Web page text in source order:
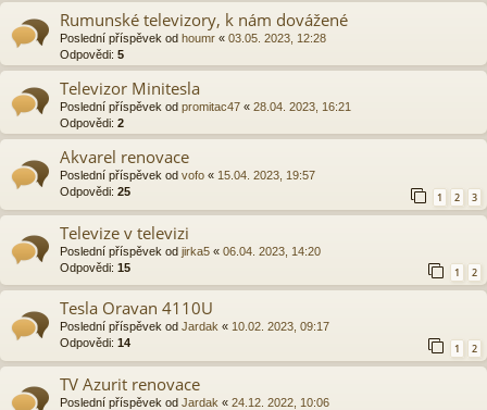
Rumunské televizory, k nám dovážené
Poslední příspěvek od houmr « 03.05. 2023, 12:28
Odpovědi: 5
Televizor Minitesla
Poslední příspěvek od promitac47 « 28.04. 2023, 16:21
Odpovědi: 2
Akvarel renovace
Poslední příspěvek od vofo « 15.04. 2023, 19:57
Odpovědi: 25 1 2 3
Televize v televizi
Poslední příspěvek od jirka5 « 06.04. 2023, 14:20
Odpovědi: 15 1 2
Tesla Oravan 4110U
Poslední příspěvek od Jardak « 10.02. 2023, 09:17
Odpovědi: 14 1 2
TV Azurit renovace
Poslední příspěvek od Jardak « 24.12. 2022, 10:06